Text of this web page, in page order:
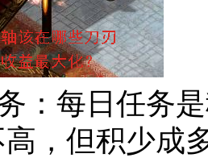
：每日任务
，但积少成